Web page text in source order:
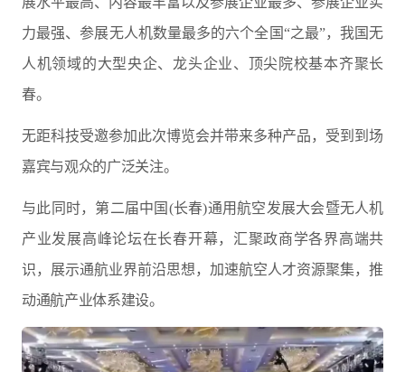
力最强、参展无人机数量最多的六个全国“之最”，我国无
人机领域的大型央企、龙头企业、顶尖院校基本齐聚长
春。
无距科技受邀参加此次博览会并带来多种产品，受到到场
嘉宾与观众的广泛关注。
与此同时，第二届中国(长春)通用航空发展大会暨无人机
产业发展高峰论坛在长春开幕，汇聚政商学各界高端共
识，展示通航业界前沿思想，加速航空人才资源聚集，推
动通航产业体系建设。